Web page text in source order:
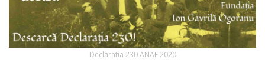
Declaratia 230 ANAF 2020